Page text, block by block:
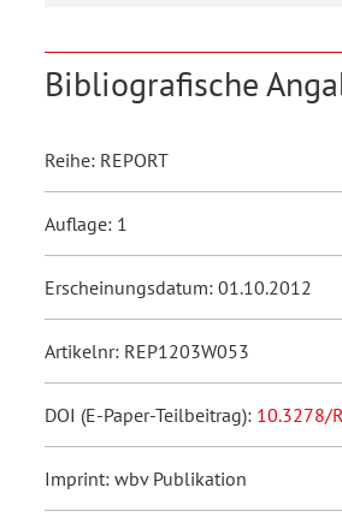
Bibliografische
Reihe: REPORT
Auflage: 1
Erscheinungsdatum: 01.10.2012
Artikelnr: REP1203W053
DOI (E-Paper-Teilbeitrag): 10.3278/
Imprint: wbv Publikation